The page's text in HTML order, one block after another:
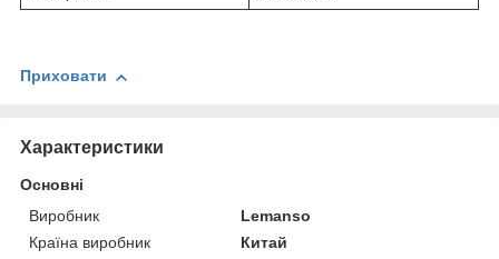
Приховати
Характеристики
Основні
Виробник
Lemanso
Країна виробник
Китай